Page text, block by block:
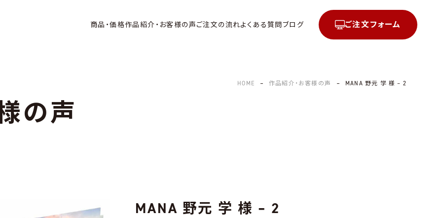
商品・価格作品紹介・お客様の声ご注文の流れよくある質問ブログ
の声
HOME 作品紹介・お客様の声 MANA 野元 学 様 – 2
MANA 野元 学 様 – 2
ご注文フォーム